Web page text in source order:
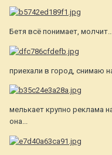
Бетя всё понимает,
приехали в город, снимаю
мелькает крупно реклама
она...